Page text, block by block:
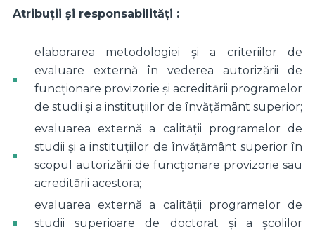
Atribuții și responsabilități :
elaborarea metodologiei și a criteriilor de
evaluare externă în vederea autorizării de
funcționare provizorie și acreditării programelor
de studii și a instituțiilor de învățământ superior;
evaluarea externă a calității programelor de
studii și a instituțiilor de învățământ superior în
scopul autorizării de funcționare provizorie sau
acreditării acestora;
evaluarea externă a calității programelor de
studii superioare de doctorat și a școlilor